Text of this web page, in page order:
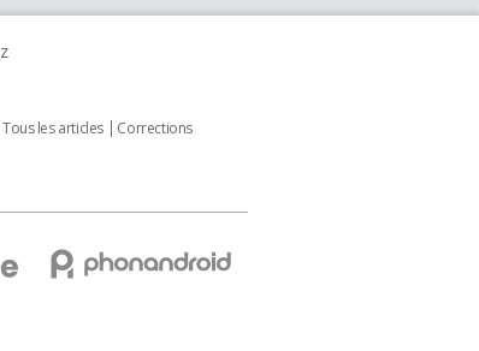
z
Tous les articles
Corrections